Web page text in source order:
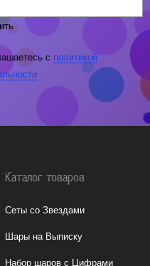
с политикой
Каталог товаров
Сеты со Звездами
Шары на Выписку
Набор шаров с Цифрами